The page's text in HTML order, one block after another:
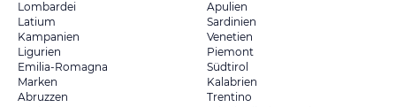
Lombardei
Apulien
Latium
Sardinien
Kampanien
Venetien
Ligurien
Piemont
Emilia-Romagna
Südtirol
Marken
Kalabrien
Abruzzen
Trentino